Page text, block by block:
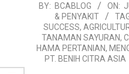
2026-
03
BY: BCABLOG ON:
& PENYAKIT
SUCCESS,
TANAMAN SAYURAN,
HAMA PERTANIAN,
PT. BENIH CITRA ASIA